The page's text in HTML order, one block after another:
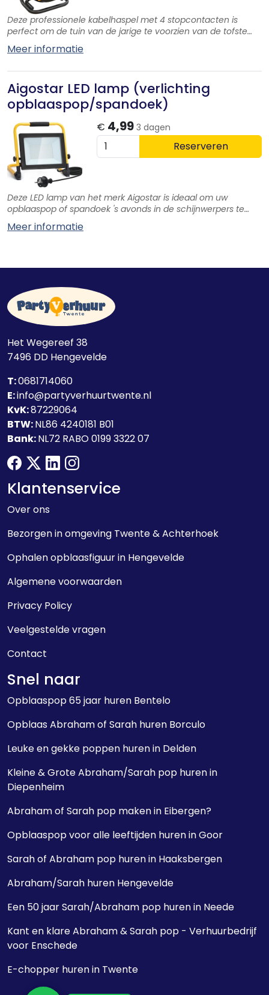
Deze professionele kabelhaspel met 4 stopcontacten is
perfect om de tuin van de jarige te voorzien van de tofste
elementen!
Meer informatie
Aigostar LED lamp (verlichting
opblaaspop/spandoek)
€ 4,99 3 dagen
Reserveren
Deze LED lamp van het merk Aigostar is ideaal om uw
opblaaspop of spandoek 's avonds in de schijnwerpers te
zetten.
Meer informatie
Klantenservice
Over ons
Bezorgen in omgeving Twente & Achterhoek
Ophalen opblaasfiguur in Hengevelde
Algemene voorwaarden
Privacy Policy
Veelgestelde vragen
Contact
Snel naar
Opblaaspop 65 jaar huren Bentelo
Opblaas Abraham of Sarah huren Borculo
Leuke en gekke poppen huren in Delden
Kleine & Grote Abraham/Sarah pop huren in
Diepenheim
Abraham of Sarah pop maken in Eibergen?
Opblaaspop voor alle leeftijden huren in Goor
Sarah of Abraham pop huren in Haaksbergen
Abraham/Sarah huren Hengevelde
Een 50 jaar Sarah/Abraham pop huren in Neede
Kant en klare Abraham & Sarah pop - Verhuurbedrijf
voor Enschede
E-chopper huren in Twente
Het Wegereef 38
7496 DD Hengevelde
T:0681714060
E:info@partyverhuurtwente.nl
KvK:87229064
BTW:NL86 4240181 B01
Bank:NL72 RABO 0199 3322 07
facebook
twitterlinkedininstagram